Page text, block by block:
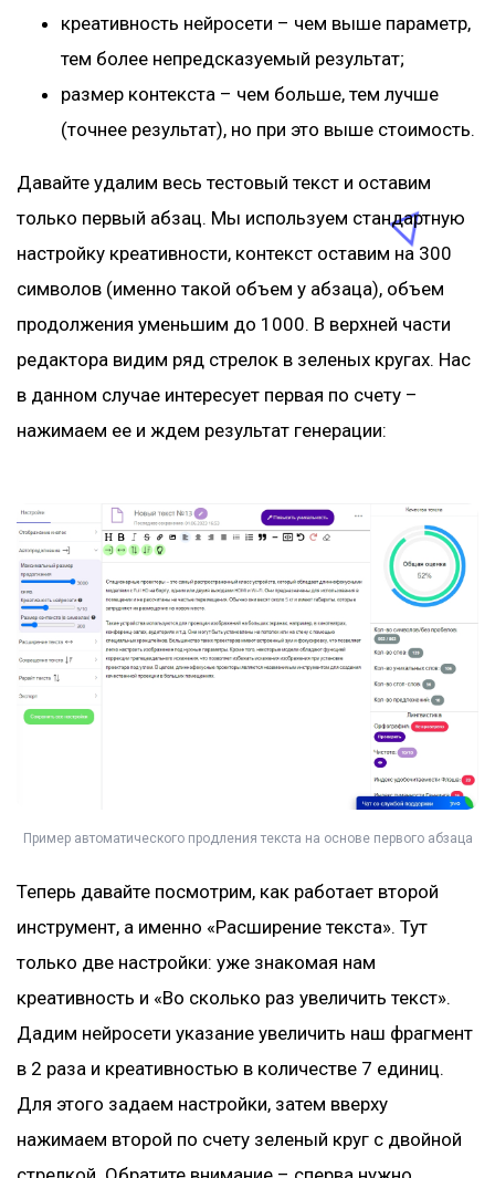
креативность нейросети – чем выше параметр,
тем более непредсказуемый результат;
размер контекста – чем больше, тем лучше
(точнее результат), но при это выше стоимость.
Давайте удалим весь тестовый текст и оставим
только первый абзац. Мы используем стандартную
настройку креативности, контекст оставим на 300
символов (именно такой объем у абзаца), объем
продолжения уменьшим до 1000. В верхней части
редактора видим ряд стрелок в зеленых кругах. Нас
в данном случае интересует первая по счету –
нажимаем ее и ждем результат генерации:
Пример автоматического продления текста на основе первого абзаца
Теперь давайте посмотрим, как работает второй
инструмент, а именно «Расширение текста». Тут
только две настройки: уже знакомая нам
креативность и «Во сколько раз увеличить текст».
Дадим нейросети указание увеличить наш фрагмент
в 2 раза и креативностью в количестве 7 единиц.
Для этого задаем настройки, затем вверху
нажимаем второй по счету зеленый круг с двойной